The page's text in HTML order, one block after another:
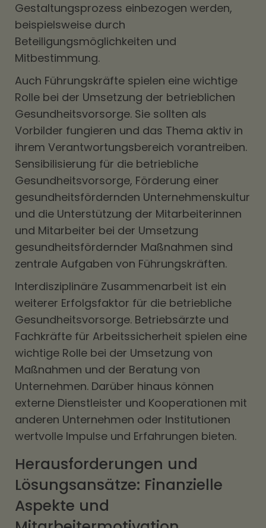
Gestaltungsprozess einbezogen werden,
beispielsweise durch
Beteiligungsmöglichkeiten und
Mitbestimmung.
Auch Führungskräfte spielen eine wichtige
Rolle bei der Umsetzung der betrieblichen
Gesundheitsvorsorge. Sie sollten als
Vorbilder fungieren und das Thema aktiv in
ihrem Verantwortungsbereich vorantreiben.
Sensibilisierung für die betriebliche
Gesundheitsvorsorge, Förderung einer
gesundheitsfördernden Unternehmenskultur
und die Unterstützung der Mitarbeiterinnen
und Mitarbeiter bei der Umsetzung
gesundheitsfördernder Maßnahmen sind
zentrale Aufgaben von Führungskräften.
Interdisziplinäre Zusammenarbeit ist ein
weiterer Erfolgsfaktor für die betriebliche
Gesundheitsvorsorge. Betriebsärzte und
Fachkräfte für Arbeitssicherheit spielen eine
wichtige Rolle bei der Umsetzung von
Maßnahmen und der Beratung von
Unternehmen. Darüber hinaus können
externe Dienstleister und Kooperationen mit
anderen Unternehmen oder Institutionen
wertvolle Impulse und Erfahrungen bieten.
Herausforderungen und
Lösungsansätze: Finanzielle
Aspekte und